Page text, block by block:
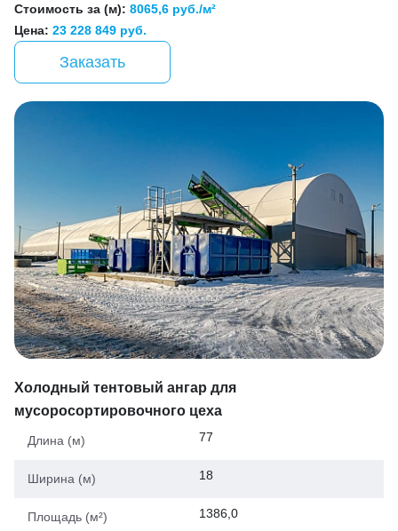
Стоимость за (м): 8065,6 руб./м²
Цена: 23 228 849 руб.
Заказать
Холодный тентовый ангар для
мусоросортировочного цеха
Длина (м) 77
Ширина (м) 18
Площадь (м²) 1386,0